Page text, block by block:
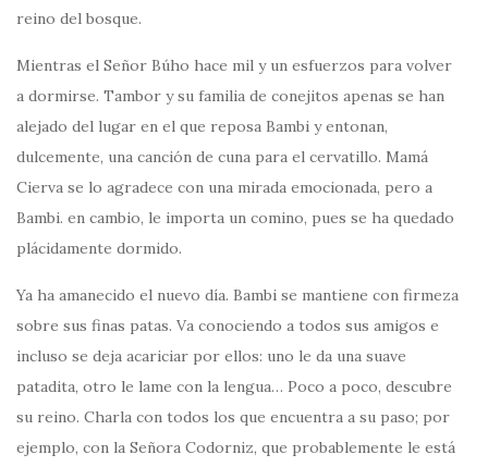
reino del bosque.
Mientras el Señor Búho hace mil y un esfuerzos para volver
a dormirse. Tambor y su familia de conejitos apenas se han
alejado del lugar en el que reposa Bambi y entonan,
dulcemente, una canción de cuna para el cervatillo. Mamá
Cierva se lo agradece con una mirada emocionada, pero a
Bambi. en cambio, le importa un comino, pues se ha quedado
plácidamente dormido.
Ya ha amanecido el nuevo día. Bambi se mantiene con firmeza
sobre sus finas patas. Va conociendo a todos sus amigos e
incluso se deja acariciar por ellos: uno le da una suave
patadita, otro le lame con la lengua… Poco a poco, descubre
su reino. Charla con todos los que encuentra a su paso; por
ejemplo, con la Señora Codorniz, que probablemente le está